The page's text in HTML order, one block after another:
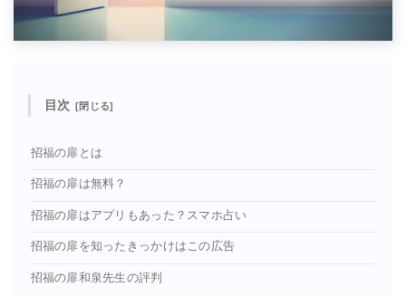
目次
招福の扉とは
招福の扉は無料？
招福の扉はアプリもあった？スマホ占い
招福の扉を知ったきっかけはこの広告
招福の扉和泉先生の評判